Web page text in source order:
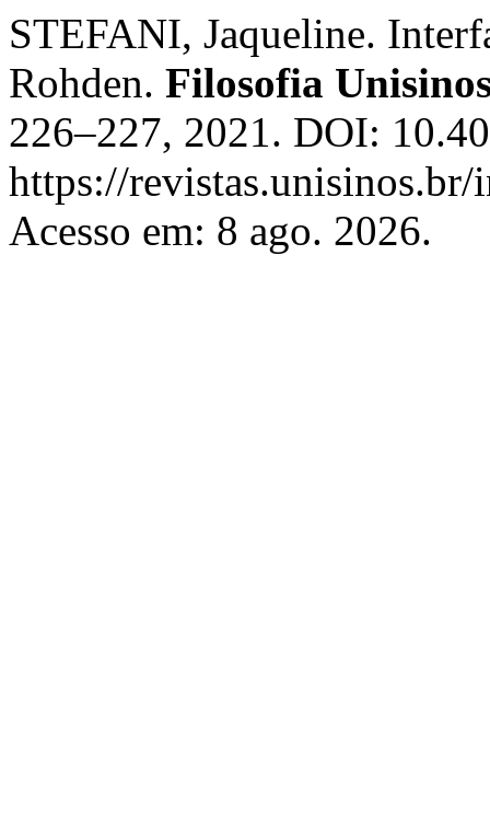
STEFANI, Jaqueline.
Rohden. Filosofia
226–227, 2021. DOI:
https://
Acesso em: 8 ago. 2026.